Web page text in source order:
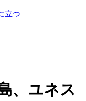
立つ
、ユネス